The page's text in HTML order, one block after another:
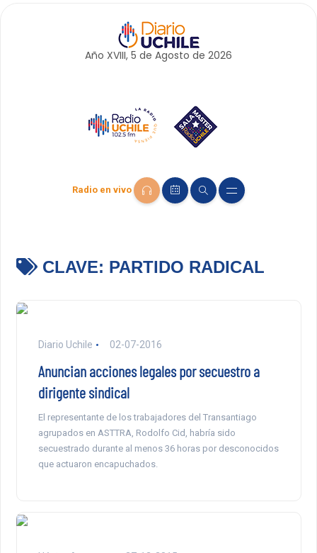
Año XVIII, 5 de Agosto de 2026
Radio en vivo
CLAVE: PARTIDO RADICAL
Diario Uchile 02-07-2016
Anuncian acciones legales por secuestro a
dirigente sindical
El representante de los trabajadores del Transantiago
agrupados en ASTTRA, Rodolfo Cid, habría sido
secuestrado durante al menos 36 horas por desconocidos
que actuaron encapuchados.